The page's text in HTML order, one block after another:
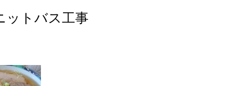
ットバス工事